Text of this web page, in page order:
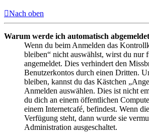
Nach oben
Warum werde ich automatisch
Wenn du beim Anmelden das
bleiben“ nicht auswählst, wirst du nur
angemeldet. Dies verhindert den
Benutzerkontos durch einen Dritten.
bleiben, kannst du das Kästchen
Anmelden auswählen. Dies ist nicht
du dich an einem öffentlichen
einem Internetcafé, befindest. Wenn
Verfügung steht, dann wurde sie
Administration ausgeschaltet.